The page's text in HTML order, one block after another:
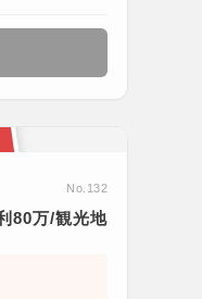
No.132
80万/観光地